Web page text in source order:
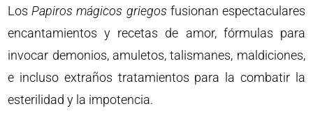
LosPapiros mágicos griegos fusionan espectaculares
encantamientos y recetas de amor, fórmulas para
invocar demonios, amuletos, talismanes, maldiciones,
e incluso extraños tratamientos para la combatir la
esterilidad y la impotencia.